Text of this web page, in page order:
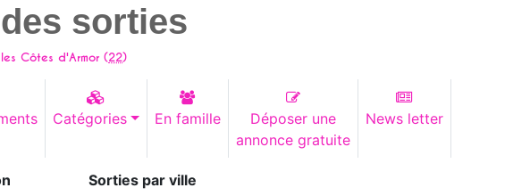
des sorties
les Côtes d'Armor (22)
Catégories En famille
Déposer une
annonce gratuite
News letter
Sorties par ville